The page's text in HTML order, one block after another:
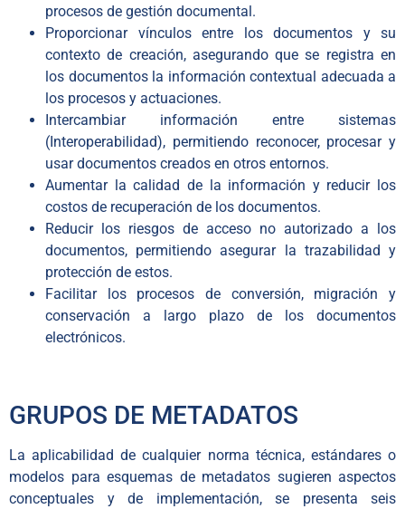
procesos de gestión documental.
Proporcionar vínculos entre los documentos y su
contexto de creación, asegurando que se registra en
los documentos la información contextual adecuada a
los procesos y actuaciones.
Intercambiar información entre sistemas
(Interoperabilidad), permitiendo reconocer, procesar y
usar documentos creados en otros entornos.
Aumentar la calidad de la información y reducir los
costos de recuperación de los documentos.
Reducir los riesgos de acceso no autorizado a los
documentos, permitiendo asegurar la trazabilidad y
protección de estos.
Facilitar los procesos de conversión, migración y
conservación a largo plazo de los documentos
electrónicos.
GRUPOS DE METADATOS
La aplicabilidad de cualquier norma técnica, estándares o
modelos para esquemas de metadatos sugieren aspectos
conceptuales y de implementación, se presenta seis